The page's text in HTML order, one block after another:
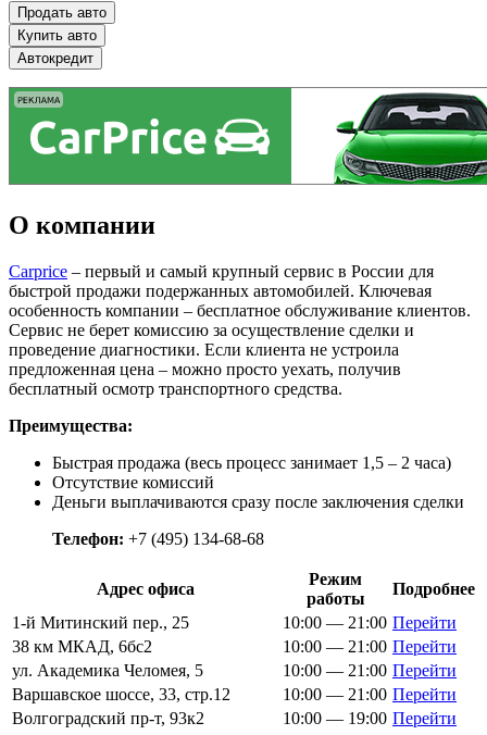
Продать авто
Купить авто
Автокредит
О компании
Carprice – первый и самый крупный сервис в России для
быстрой продажи подержанных автомобилей. Ключевая
особенность компании – бесплатное обслуживание клиентов.
Сервис не берет комиссию за осуществление сделки и
проведение диагностики. Если клиента не устроила
предложенная цена – можно просто уехать, получив
бесплатный осмотр транспортного средства.
Преимущества:
Быстрая продажа (весь процесс занимает 1,5 – 2 часа)
Отсутствие комиссий
Деньги выплачиваются сразу после заключения сделки
Телефон: +7 (495) 134-68-68
Адрес офиса
Режим
работы
Подробнее
1-й Митинский пер., 25
10:00 — 21:00 Перейти
38 км МКАД, 6бс2
10:00 — 21:00 Перейти
ул. Академика Челомея, 5
10:00 — 21:00 Перейти
Варшавское шоссе, 33, стр.12
10:00 — 21:00 Перейти
Волгоградский пр-т, 93к2
10:00 — 19:00 Перейти